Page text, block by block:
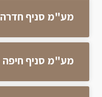
מע"מ סניף חדרה
מע"מ סניף חיפה